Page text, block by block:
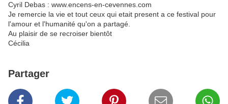
Cyril Debas : www.encens-en-cevennes.com
Je remercie la vie et tout ceux qui etait present a ce festival pour
l'amour et l'humanité qu'on a partagé.
Au plaisir de se recroiser bientôt
Cécilia
Partager